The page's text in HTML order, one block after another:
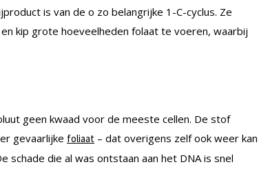
is van de o zo belangrijke 1-C-cyclus. Ze
kip grote hoeveelheden folaat te voeren, waarbij
geen kwaad voor de meeste cellen. De stof
gevaarlijke foliaat – dat overigens zelf ook weer kan
die al was ontstaan aan het DNA is snel